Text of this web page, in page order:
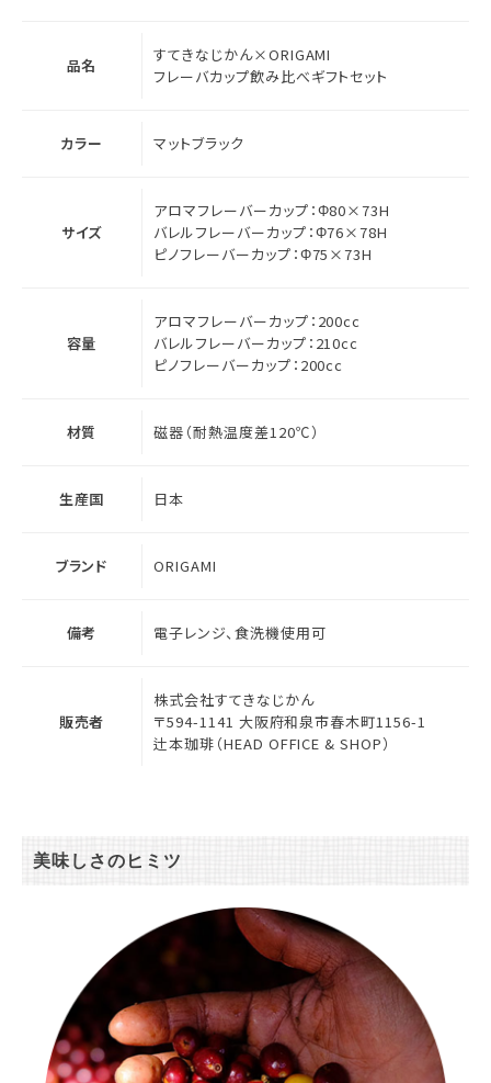
品名
すてきなじかん×ORIGAMI
フレーバカップ飲み比べギフトセット
カラー マットブラック
サイズ
アロマフレーバーカップ：Φ80×73H
バレルフレーバーカップ：Φ76×78H
ピノフレーバーカップ：Φ75×73H
容量
アロマフレーバーカップ：200cc
バレルフレーバーカップ：210cc
ピノフレーバーカップ：200cc
材質 磁器（耐熱温度差120℃）
生産国 日本
ブランド ORIGAMI
備考 電子レンジ、食洗機使用可
販売者
株式会社すてきなじかん
〒594-1141 大阪府和泉市春木町1156-1
辻本珈琲（HEAD OFFICE & SHOP）
美味しさのヒミツ